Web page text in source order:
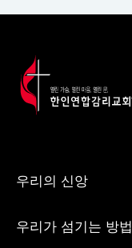
우리의 신앙
우리가 섬기는 방법